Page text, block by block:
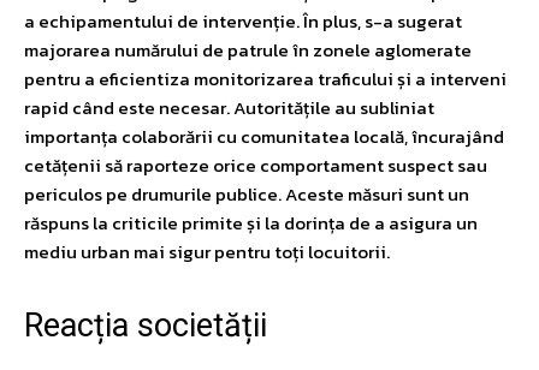
a echipamentului de intervenție. În plus, s-a sugerat
majorarea numărului de patrule în zonele aglomerate
pentru a eficientiza monitorizarea traficului și a interveni
rapid când este necesar. Autoritățile au subliniat
importanța colaborării cu comunitatea locală, încurajând
cetățenii să raporteze orice comportament suspect sau
periculos pe drumurile publice. Aceste măsuri sunt un
răspuns la criticile primite și la dorința de a asigura un
mediu urban mai sigur pentru toți locuitorii.
Reacția societății